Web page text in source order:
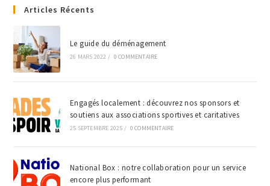
Articles Récents
Le guide du déménagement
26 MARS 2022 / 0 COMMENTAIRE
Engagés localement : découvrez nos sponsors et
soutiens aux associations sportives et caritatives
25 SEPTEMBRE 2025 / 0 COMMENTAIRE
National Box : notre collaboration pour un service
encore plus performant